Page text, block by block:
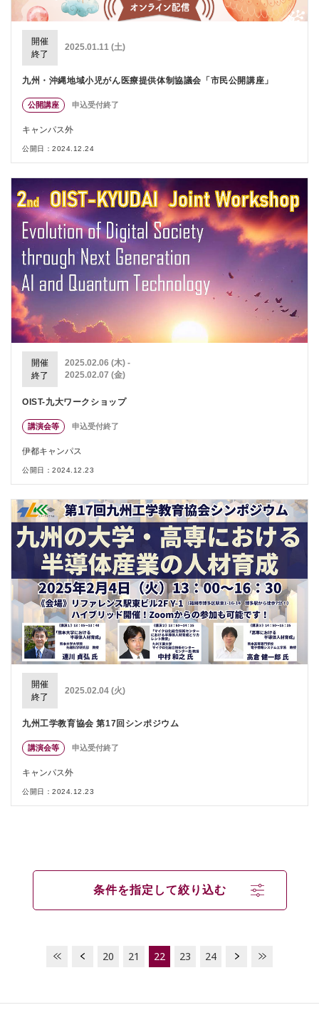
開催
終了
2025.01.11 (土)
九州・沖縄地域小児がん医療提供体制協議会「市民公開講座」
公開講座 申込受付終了
キャンパス外
公開日：2024.12.24
開催
終了
2025.02.06 (木) -
2025.02.07 (金)
OIST-九大ワークショップ
講演会等 申込受付終了
伊都キャンパス
公開日：2024.12.23
開催
終了
2025.02.04 (火)
九州工学教育協会 第17回シンポジウム
講演会等 申込受付終了
キャンパス外
公開日：2024.12.23
条件を指定して絞り込む
20 21 22 23 24